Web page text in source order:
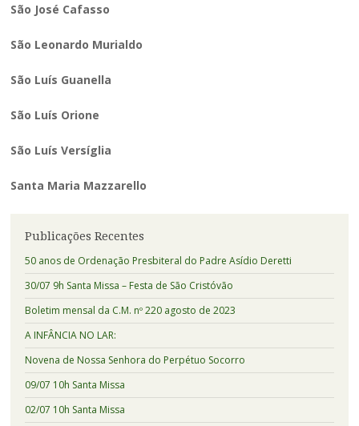
São José Cafasso
São Leonardo Murialdo
São Luís Guanella
São Luís Orione
São Luís Versíglia
Santa Maria Mazzarello
Publicações Recentes
50 anos de Ordenação Presbiteral do Padre Asídio Deretti
30/07 9h Santa Missa – Festa de São Cristóvão
Boletim mensal da C.M. nº 220 agosto de 2023
A INFÂNCIA NO LAR:
Novena de Nossa Senhora do Perpétuo Socorro
09/07 10h Santa Missa
02/07 10h Santa Missa